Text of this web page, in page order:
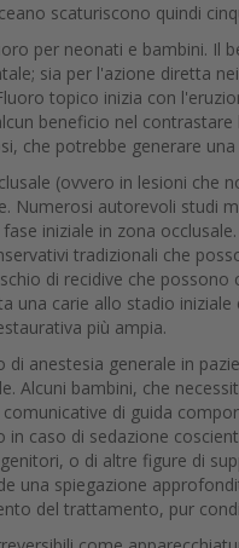
scaturiscono quindi
per neonati e bambini. Il
sia per l'azione diretta
topico inizia con
beneficio nel
che potrebbe generare
(ovvero in lesioni che
Numerosi autorevoli studi
iniziale in zona
tradizionali che
di recidive che
una carie allo stadio
più ampia.
anestesia generale in
Alcuni bambini, che
di guida
caso di sedazione
o di altre figure di
una spiegazione
del trattamento, pur